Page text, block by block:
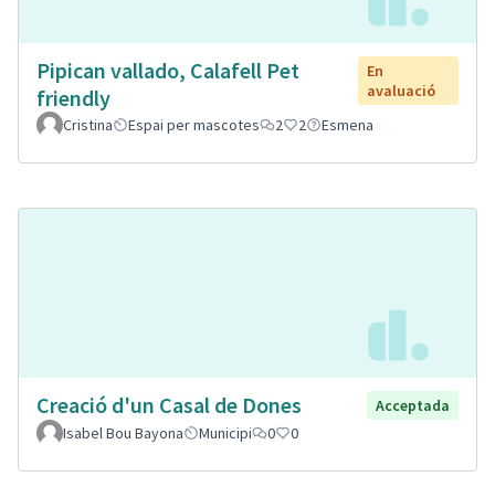
Pipican vallado, Calafell Pet
friendly
En
avaluació
Cristina
Espai per mascotes 2 2 Esmena
Creació d'un Casal de Dones
Acceptada
Isabel Bou Bayona
Municipi 0 0